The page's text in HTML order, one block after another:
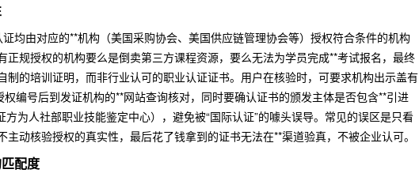
均由对应的**机构（美国采购协会、美国供应链管理协会等）授权符合条件的机构
正规授权的机构要么是倒卖第三方课程资源，要么无法为学员完成**考试报名，最终
制的培训证明，而非行业认可的职业认证证书。用户在核验时，可要求机构出示盖有
编号后到发证机构的**网站查询核对，同时要确认证书的颁发主体是否包含**引进
为人社部职业技能鉴定中心），避免被“国际认证”的噱头误导。常见的误区是只看
主动核验授权的真实性，最后花了钱拿到的证书无法在**渠道验真，不被企业认可。
配度